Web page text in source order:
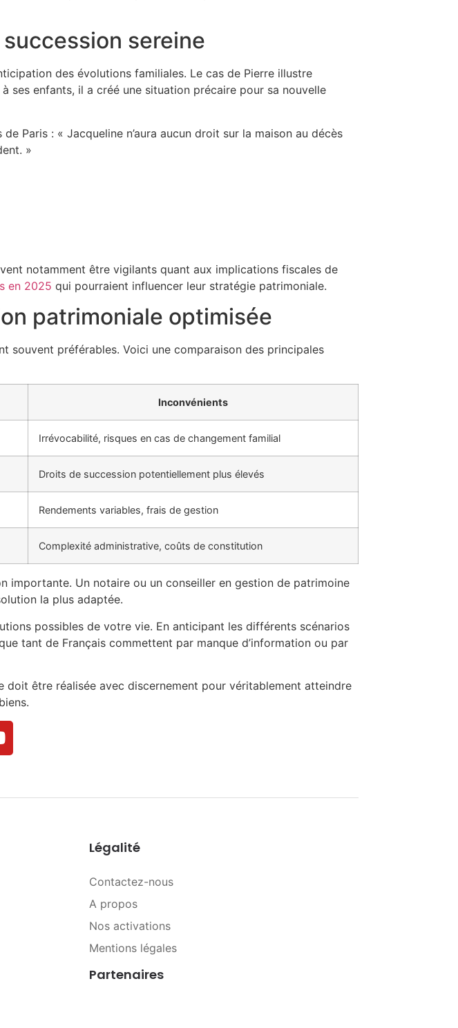
sereine
des évolutions familiales. Le cas de Pierre illustre
enfants, il a créé une situation précaire pour sa nouvelle
Paris : « Jacqueline n’aura aucun droit sur la maison au décès
»
notamment être vigilants quant aux implications fiscales de
en 2025 qui pourraient influencer leur stratégie patrimoniale.
patrimoniale optimisée
souvent préférables. Voici une comparaison des principales
Inconvénients
Irrévocabilité, risques en cas de changement familial
Droits de succession potentiellement plus élevés
Rendements variables, frais de gestion
Complexité administrative, coûts de constitution
importante. Un notaire ou un conseiller en gestion de patrimoine
la plus adaptée.
possibles de votre vie. En anticipant les différents scénarios
tant de Français commettent par manque d’information ou par
doit être réalisée avec discernement pour véritablement atteindre
Légalité
Contactez-nous
A propos
Nos activations
Mentions légales
Partenaires